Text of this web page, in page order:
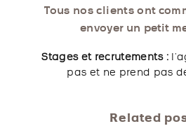
Tous nos clients ont
envoyer un petit
Stages et recrutements :
pas et ne prend pas
Related